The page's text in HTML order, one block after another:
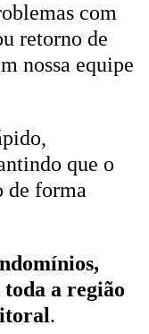
com
retorno de
nossa equipe
que o
de forma
a região
.